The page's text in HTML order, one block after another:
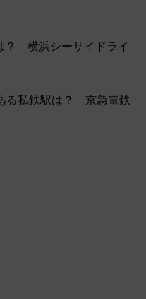
？ 横浜シーサイドライ
る私鉄駅は？ 京急電鉄